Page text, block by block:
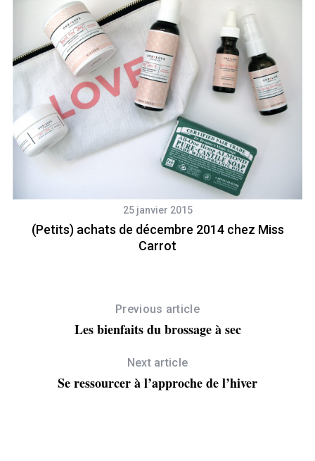
25 janvier 2015
(Petits) achats de décembre 2014 chez Miss
Carrot
Previous article
Les bienfaits du brossage à sec
Next article
Se ressourcer à l’approche de l’hiver